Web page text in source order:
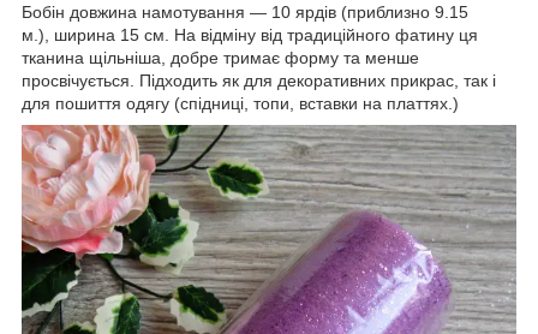
Бобін довжина намотування — 10 ярдів (приблизно 9.15
м.), ширина 15 см. На відміну від традиційного фатину ця
тканина щільніша, добре тримає форму та менше
просвічується. Підходить як для декоративних прикрас, так і
для пошиття одягу (спідниці, топи, вставки на платтях.)